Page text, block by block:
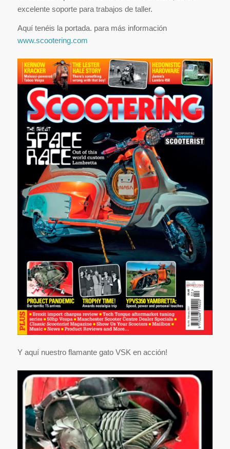
excelente soporte para trabajos de taller.
Aquí tenéis la portada. para más información
www.scootering.com
Y aquí nuestro flamante gato VSK en acción!